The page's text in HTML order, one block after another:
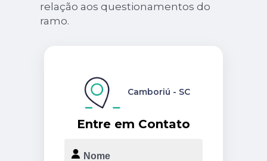
relação aos questionamentos do
ramo.
Entre em Contato
Camboriú - SC